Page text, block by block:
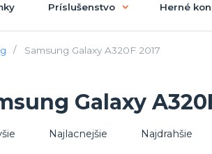
Príslušenstvo Herné
Samsung Galaxy A320F 2017
Galaxy
Najlacnejšie Najdrahšie